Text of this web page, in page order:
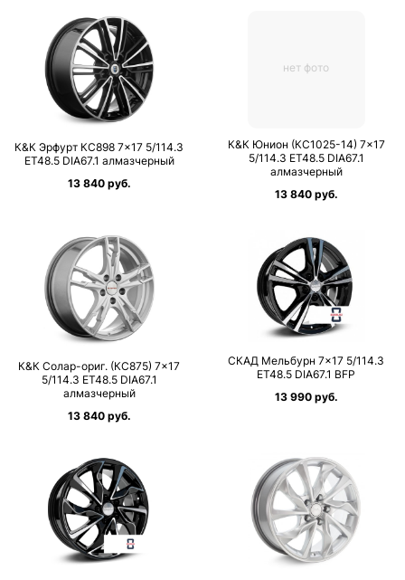
К&К Эрфурт КС898 7×17 5/114.3
ET48.5 DIA67.1 алмазчерный
13 840 руб.
нет фото
К&К Юнион (КС1025-14) 7×17
5/114.3 ET48.5 DIA67.1
алмазчерный
13 840 руб.
К&К Солар-ориг. (КС875) 7×17
5/114.3 ET48.5 DIA67.1
алмазчерный
13 840 руб.
СКАД Мельбурн 7×17 5/114.3
ET48.5 DIA67.1 BFP
13 990 руб.